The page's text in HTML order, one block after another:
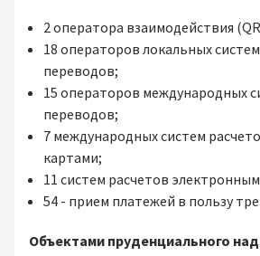
2 оператора взаимодействия
18 операторов локальных
переводов;
15 операторов международных
переводов;
7 международных систем
картами;
11 систем расчетов
54 - прием платежей в пользу
Объектами пруденциального